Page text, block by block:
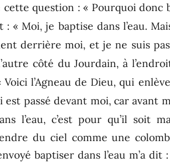
question : « Pourquoi donc
« Moi, je baptise dans l’eau.
derrière moi, et je ne suis
côté du Jourdain, à
l’Agneau de Dieu, qui
passé devant moi, car avant
l’eau, c’est pour qu’il soit
du ciel comme une
baptiser dans l’eau m’a